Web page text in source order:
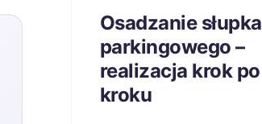
Osadzanie słupka
parkingowego –
realizacja krok po
kroku